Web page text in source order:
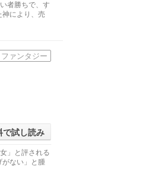
者勝ちで、す
により、売
ァンタジー
で試し読み
」と評される
がない」と腫